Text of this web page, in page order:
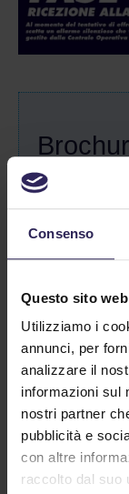
Consenso
Questo sito
Utilizziamo i
annunci, per
analizzare il
informazioni sul
nostri partner
pubblicità e
con altre
raccolto dal suo
Scarica la
Scarica
Clienti
La Spezia
Tel. +39 0187